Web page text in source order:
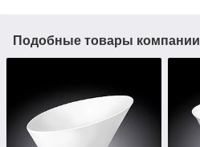
Подобные товары компании